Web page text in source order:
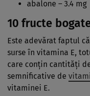
abalone – 3.4 mg
10 fructe
Este adevărat faptul
surse în vitamina E,
care conțin cantități
semnificative de
vitaminei E.